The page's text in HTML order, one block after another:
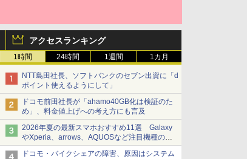
アクセスランキング
1時間 24時間 1週間 1カ月
NTT島田社長、ソフトバンクのセブン出資に「d
ポイント使えるようにして」
ドコモ前田社長が「ahamo40GB化は検証のた
め」、料金値上げへの考え方にも言及
2026年夏の最新スマホおすすめ11選 Galaxy
やXperia、arrows、AQUOSなど注目機種の特
徴は
ドコモ・バイクシェアの障害、原因はシステム